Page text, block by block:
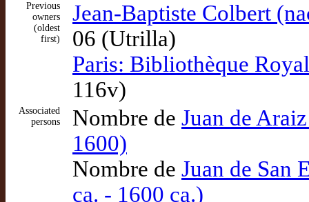
Previous
owners
(oldest
first)
Jean-Baptiste Colbert
06 (Utrilla)
Paris: Bibliothèque
116v)
Associated
persons
Nombre de Juan de
1600)
Nombre de Juan de San
ca. - 1600 ca.)